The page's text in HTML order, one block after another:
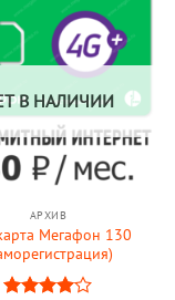
В НАЛИЧИИ
АРХИВ
Мегафон 130